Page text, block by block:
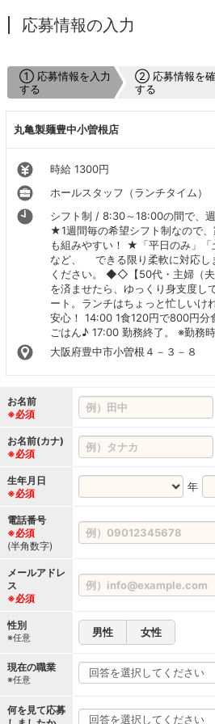
応募情報の入力
① 応募情報を入力
する
② 応募情報を
する
丸亀製麺豊中小曽根店
時給 1300円
ホールスタッフ（ランチタイム）
シフト制 / 8:30～18:00の間で、
★1週間毎の希望シフト制なので
も組みやすい！ ★「平日のみ」「
など、 できる限り柔軟に対応し
ください。 ◆◇【50代・主婦（
を済ませたら、ゆっくり身支度し
ート。ランチはちょっと忙しいけ
安心！ 14:00 1食120円で800円分
ごはん♪ 17:00 勤務終了。 ※勤務
大阪府豊中市小曽根４－３－８
お名前
※必須
お名前(カナ)
※必須
生年月日
※必須
年
電話番号
※必須
(半角数字)
メールアドレ
ス
※必須
性別
※任意 男性 女性
現在の職業
※任意
何を見て応募